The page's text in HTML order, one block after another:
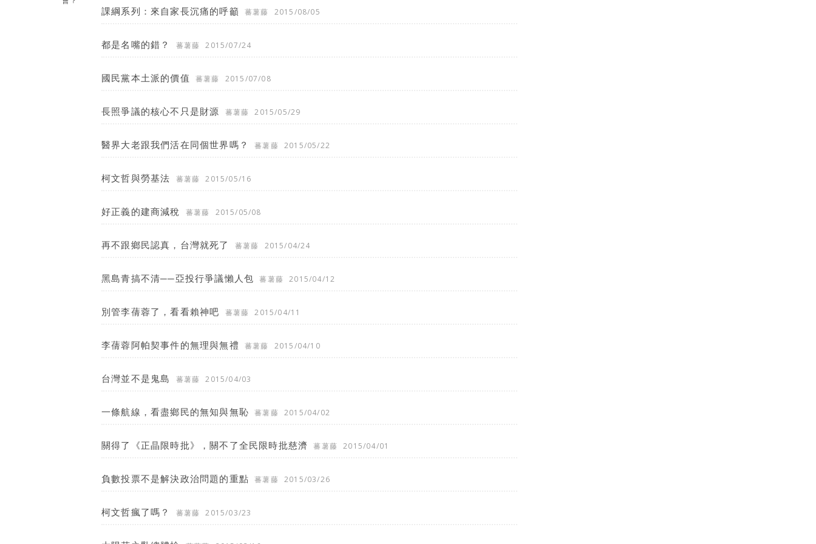
課綱系列：來自家長沉痛的呼籲 蕃薯藤 2015/08/05
都是名嘴的錯？ 蕃薯藤 2015/07/24
國民黨本土派的價值 蕃薯藤 2015/07/08
長照爭議的核心不只是財源 蕃薯藤 2015/05/29
醫界大老跟我們活在同個世界嗎？ 蕃薯藤 2015/05/22
柯文哲與勞基法 蕃薯藤 2015/05/16
好正義的建商減稅 蕃薯藤 2015/05/08
再不跟鄉民認真，台灣就死了 蕃薯藤 2015/04/24
黑島青搞不清──亞投行爭議懶人包 蕃薯藤 2015/04/12
別管李蒨蓉了，看看賴神吧 蕃薯藤 2015/04/11
李蒨蓉阿帕契事件的無理與無禮 蕃薯藤 2015/04/10
台灣並不是鬼島 蕃薯藤 2015/04/03
一條航線，看盡鄉民的無知與無恥 蕃薯藤 2015/04/02
關得了《正晶限時批》，關不了全民限時批慈濟 蕃薯藤 2015/04/01
負數投票不是解決政治問題的重點 蕃薯藤 2015/03/26
柯文哲瘋了嗎？ 蕃薯藤 2015/03/23